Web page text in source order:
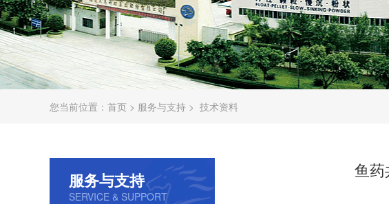
您当前位置： 首页 > 服务与支持 > 技术资料
服务与支持
SERVICE & SUPPORT
鱼